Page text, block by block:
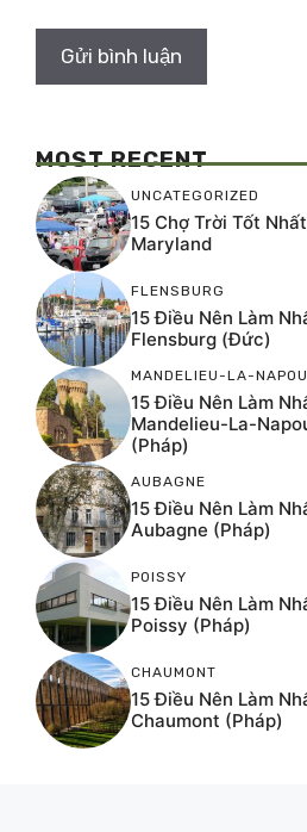
MOST RECENT
UNCATEGORIZED
15 Chợ Trời Tốt
Maryland
FLENSBURG
15 Điều Nên Làm
Flensburg (Đức)
MANDELIEU-LA-
15 Điều Nên Làm
Mandelieu-La-
(Pháp)
AUBAGNE
15 Điều Nên Làm
Aubagne (Pháp)
POISSY
15 Điều Nên Làm
Poissy (Pháp)
CHAUMONT
15 Điều Nên Làm
Chaumont (Pháp)